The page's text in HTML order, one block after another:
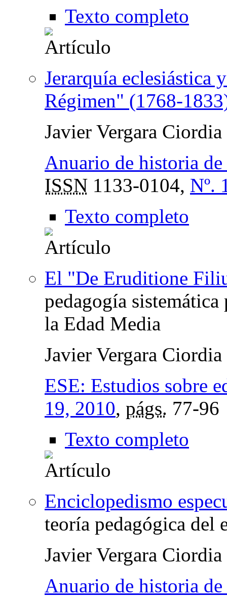
Texto completo
Jerarquía eclesiástica
Régimen" (1768-
Javier Vergara Ciordia
Anuario de historia
ISSN 1133-0104, Nº.
Texto completo
El "De Eruditione
pedagogía
la Edad Media
Javier Vergara Ciordia
ESE: Estudios sobre
19, 2010, págs. 77-96
Texto completo
Enciclopedismo
teoría pedagógica del
Javier Vergara Ciordia
Anuario de historia